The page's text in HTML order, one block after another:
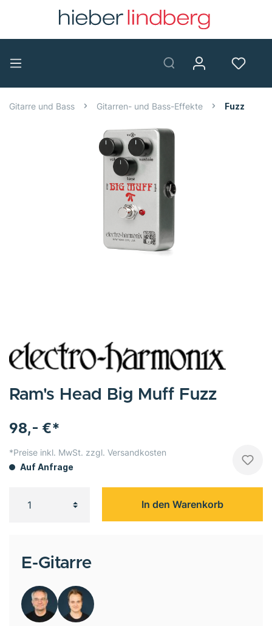
Gitarre und Bass Gitarren- und Bass-Effekte Fuzz
98,- €*
*Preise inkl. MwSt. zzgl. Versandkosten
Auf Anfrage
In den Warenkorb
Ram's Head Big Muff Fuzz
E-Gitarre